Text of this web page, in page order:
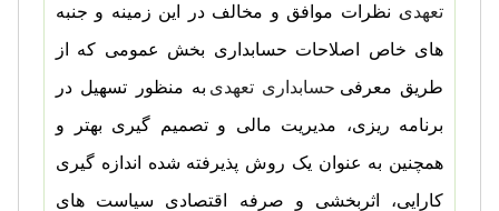
تعهدی، نظرات موافق و مخالف در این زمینه و جنبه
های خاص اصلاحات حسابداری بخش عمومی که از
طریق معرفیحسابداری تعهدیبه منظور تسهیل در
برنامه ریزی، مدیریت مالی و تصمیم گیری بهتر و
همچنین به عنوان یک روش پذیرفته شده اندازه گیری
کارایی، اثربخشی و صرفه اقتصادی سیاست های